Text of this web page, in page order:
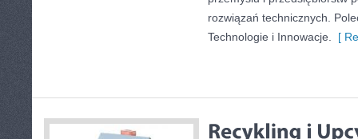
rozwiązań technicznych.
Technologie i Innowacje.
[